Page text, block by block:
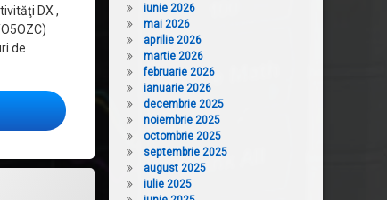
DX ,
de
270 – 05.02.2017
iunie 2026
mai 2026
aprilie 2026
martie 2026
februarie 2026
ianuarie 2026
decembrie 2025
noiembrie 2025
octombrie 2025
septembrie 2025
august 2025
iulie 2025